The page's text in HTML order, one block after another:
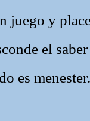
juego y
el
es menester.